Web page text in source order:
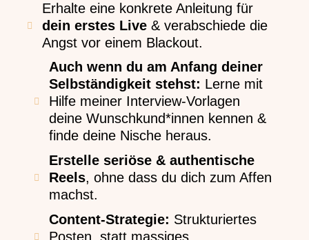
Erhalte eine konkrete Anleitung für
dein erstes Live& verabschiede die
Angst vor einem Blackout.
Auch wenn du am Anfang deiner
Selbständigkeit stehst: Lerne mit
Hilfe meiner Interview-Vorlagen
deine Wunschkund*innen kennen &
finde deine Nische heraus.
Erstelle seriöse & authentische
Reels, ohne dass du dich zum Affen
machst.
Content-Strategie: Strukturiertes
Posten, statt massiges